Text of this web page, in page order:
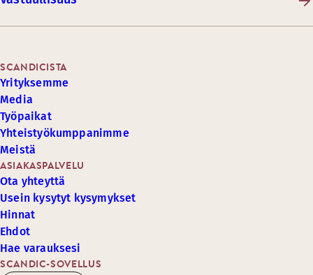
SCANDIC-SOVELLUS
ASIAKASPALVELU
Ota yhteyttä
Usein kysytyt kysymykset
Hinnat
Ehdot
Hae varauksesi
SCANDICISTA
Yrityksemme
Media
Työpaikat
Yhteistyökumppanimme
Meistä